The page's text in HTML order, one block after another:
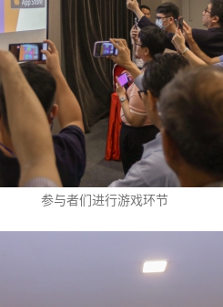
参与者们进行游戏环节